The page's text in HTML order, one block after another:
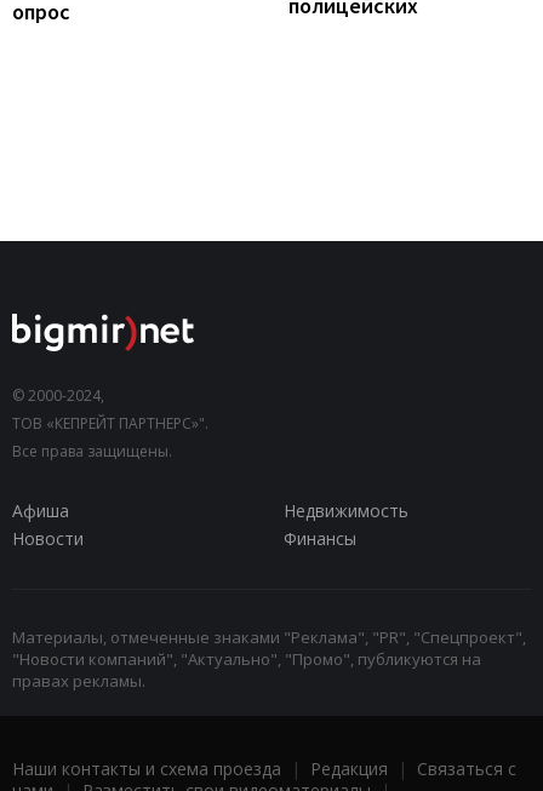
опрос
полицейских
© 2000-2024,
ТОВ «КЕПРЕЙТ ПАРТНЕРС»".
Все права защищены.
Афиша
Недвижимость
Новости
Финансы
Материалы, отмеченные знаками "Реклама", "PR", "Спецпроект",
"Новости компаний", "Актуально", "Промо", публикуются на
правах рекламы.
Наши контакты и схема проезда | Редакция | Связаться с